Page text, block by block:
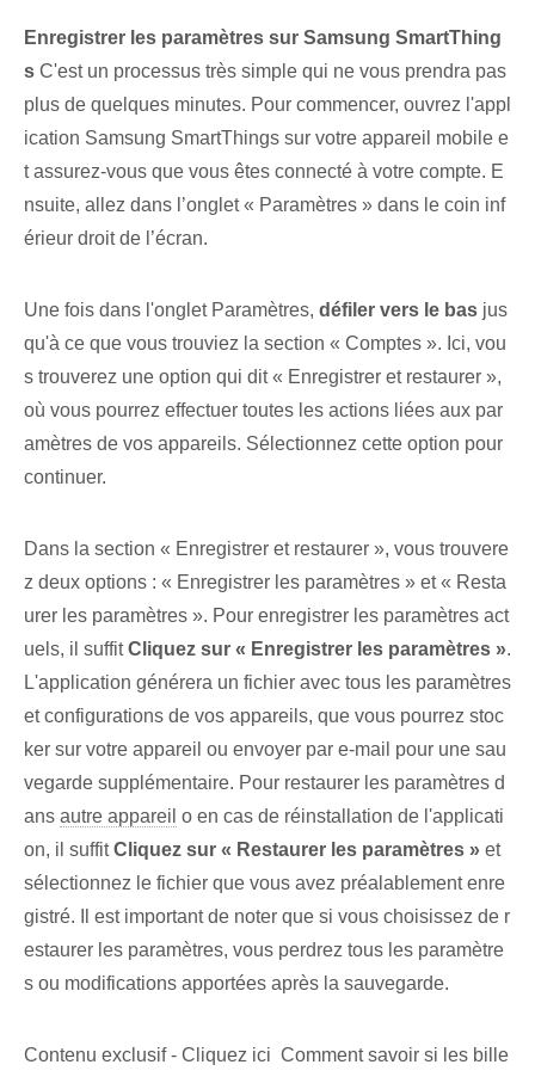
Enregistrer les paramètres sur Samsung SmartThing
s C'est un processus très simple qui ne vous prendra pas
plus de quelques minutes. Pour commencer, ouvrez l'appl
ication Samsung SmartThings sur votre appareil mobile e
t assurez-vous que vous êtes connecté à votre compte. E
nsuite, allez dans l’onglet « Paramètres » dans le coin inf
érieur droit de l’écran.
Une fois dans l'onglet Paramètres, défiler vers le bas jus
qu'à ce que vous trouviez la section⁢ « Comptes ». Ici, vou
s trouverez une option qui dit « Enregistrer et restaurer »,
où vous pourrez effectuer toutes les actions liées aux par
amètres de vos appareils. Sélectionnez cette option pour
continuer.
Dans la section « Enregistrer et restaurer »,⁤ vous trouvere
z deux options : « Enregistrer⁤ les paramètres » et « Resta
urer les paramètres ». Pour enregistrer les paramètres act
uels⁢, il suffitCliquez sur « Enregistrer les paramètres ».
L'application générera un fichier avec tous les paramètres
et configurations de vos appareils, que vous pourrez stoc
ker sur votre appareil ou envoyer par e-mail pour une sau
vegarde supplémentaire. Pour⁢ restaurer les paramètres d
ans autre appareil o⁢ en cas de réinstallation de l'applicati
on, il suffitCliquez sur « Restaurer les paramètres » et
sélectionnez le fichier ⁢que vous avez préalablement enre
gistré. Il est important de noter que si vous choisissez de r
estaurer les paramètres, vous perdrez tous les paramètre
s ou modifications apportées après la sauvegarde.
Contenu exclusif - Cliquez ici Comment savoir si les bille